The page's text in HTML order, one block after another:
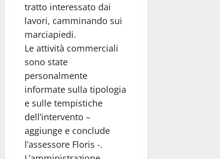
tratto interessato dai
lavori, camminando sui
marciapiedi.
Le attività commerciali
sono state
personalmente
informate sulla tipologia
e sulle tempistiche
dell’intervento –
aggiunge e conclude
l’assessore Floris -.